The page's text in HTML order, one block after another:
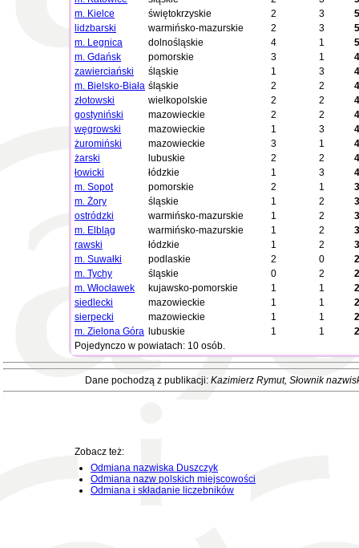
m. Kielce
świętokrzyskie 2 3
5
lidzbarski
warmińsko-mazurskie 2 3
5
m. Legnica
dolnośląskie 4 1
5
m. Gdańsk
pomorskie 3 1
4
zawierciański
śląskie 1 3
4
m. Bielsko-Biała śląskie 2 2
4
złotowski
wielkopolskie 2 2
4
gostyniński
mazowieckie 2 2
4
węgrowski
mazowieckie 1 3
4
żuromiński
mazowieckie 3 1
4
żarski
lubuskie 2 2
4
łowicki
łódzkie 1 3
4
m. Sopot
pomorskie 2 1
3
m. Żory
śląskie 1 2
3
ostródzki
warmińsko-mazurskie 1 2
3
m. Elbląg
warmińsko-mazurskie 1 2
3
rawski
łódzkie 1 2
3
m. Suwałki
podlaskie 2 0
2
m. Tychy
śląskie 0 2
2
m. Włocławek
kujawsko-pomorskie 1 1
2
siedlecki
mazowieckie 1 1
2
sierpecki
mazowieckie 1 1
2
m. Zielona Góra lubuskie 1 1
2
Pojedynczo w powiatach: 10 osób.
Dane pochodzą z publikacji: Kazimierz Rymut, Słownik
Zobacz też:
Odmiana nazwiska Duszczyk
Odmiana nazw polskich miejscowości
Odmiana i składanie liczebników